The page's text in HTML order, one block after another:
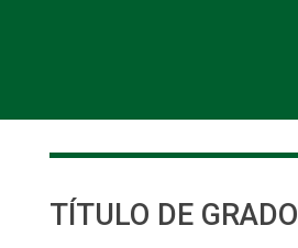
TÍTULO DE GRADO